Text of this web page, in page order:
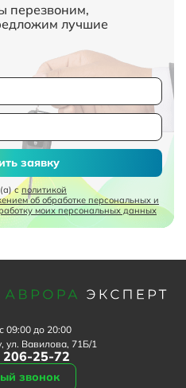
перезвоним,
лучшие
сполитикой
об обработке персональных и
моих персональных данных
заявку
09:00 до 20:00
ул. Вавилова, 71Б/1
25-72
звонок